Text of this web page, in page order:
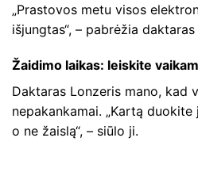
„Prastovos metu visos
išjungtas“, – pabrėžia
Žaidimo laikas: leiskite
Daktaras Lonzeris mano, kad
nepakankamai. „Kartą
o ne žaislą“, – siūlo ji.